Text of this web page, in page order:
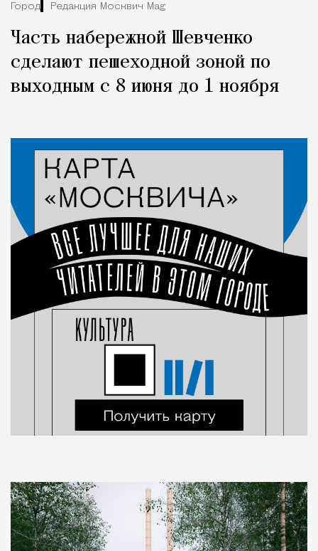
Город Редакция Москвич Mag
Часть набережной Шевченко
сделают пешеходной зоной по
выходным с 8 июня до 1 ноября